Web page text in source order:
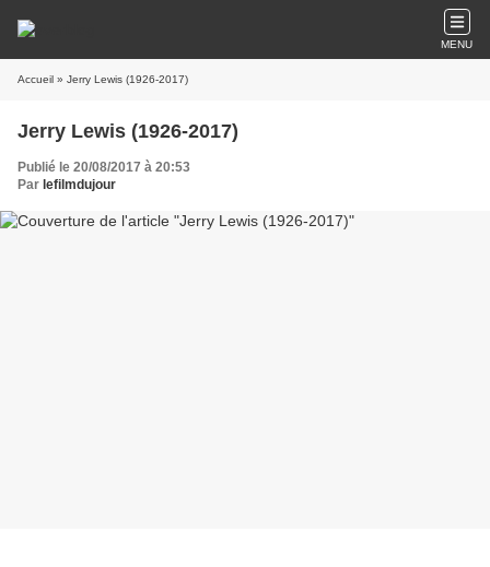
MENU
Accueil » Jerry Lewis (1926-2017)
Jerry Lewis (1926-2017)
Publié le 20/08/2017 à 20:53
Par lefilmdujour